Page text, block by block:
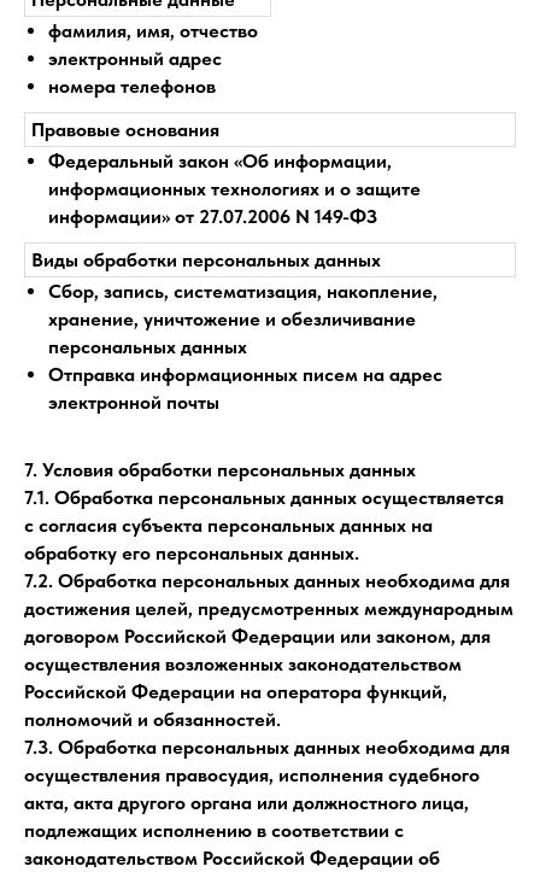
фамилия, имя, отчество
электронный адрес
номера телефонов
Правовые основания
Федеральный закон «Об информации,
информационных технологиях и о защите
информации» от 27.07.2006 N 149-ФЗ
Виды обработки персональных данных
Сбор, запись, систематизация, накопление,
хранение, уничтожение и обезличивание
персональных данных
Отправка информационных писем на адрес
электронной почты
7. Условия обработки персональных данных
7.1. Обработка персональных данных осуществляется
с согласия субъекта персональных данных на
обработку его персональных данных.
7.2. Обработка персональных данных необходима для
достижения целей, предусмотренных международным
договором Российской Федерации или законом, для
осуществления возложенных законодательством
Российской Федерации на оператора функций,
полномочий и обязанностей.
7.3. Обработка персональных данных необходима для
осуществления правосудия, исполнения судебного
акта, акта другого органа или должностного лица,
подлежащих исполнению в соответствии с
законодательством Российской Федерации об